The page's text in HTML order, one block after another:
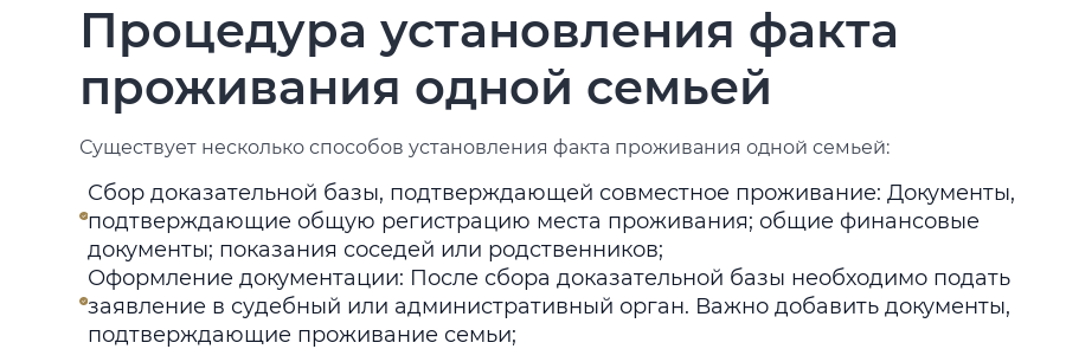
Процедура установления факта
проживания одной семьей
Существует несколько способов установления факта проживания одной семьей:
Сбор доказательной базы, подтверждающей совместное проживание: Документы,
подтверждающие общую регистрацию места проживания; общие финансовые
документы; показания соседей или родственников;
Оформление документации: После сбора доказательной базы необходимо подать
заявление в судебный или административный орган. Важно добавить документы,
подтверждающие проживание семьи;